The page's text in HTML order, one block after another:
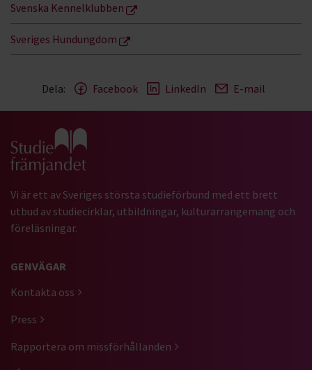
Svenska Kennelklubben
Sveriges Hundungdom
Dela: Facebook LinkedIn E-mail
Gå till studiefrämjandets startsida
Vi är ett av Sveriges största studieförbund med ett brett
utbud av studiecirklar, utbildningar, kulturarrangemang och
föreläsningar.
GENVÄGAR
Kontakta oss
Press
Rapportera om missförhållanden